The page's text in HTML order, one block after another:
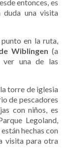
entonces, es
duda una visita
en la ruta,
Wiblingen (a
una de las
la torre de iglesia
de pescadores
con niños, es
Legoland,
hechas con
visita para otra